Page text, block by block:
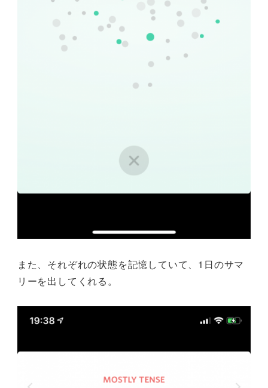
また、それぞれの状態を記憶していて、1日のサマ
リーを出してくれる。